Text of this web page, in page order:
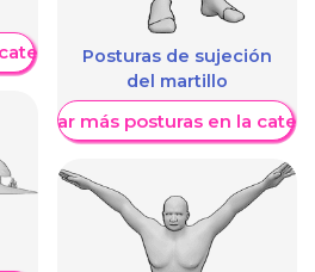
Posturas de sujeción
del martillo
Mostrar más posturas en la